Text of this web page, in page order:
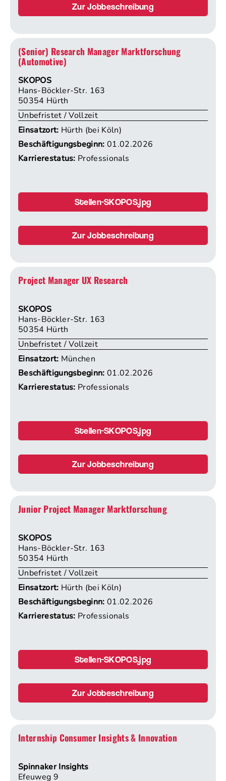
Zur Jobbeschreibung
(Senior) Research Manager Marktforschung
(Automotive)
SKOPOS
Hans-Böckler-Str. 163
50354 Hürth
Unbefristet / Vollzeit
Einsatzort: Hürth (bei Köln)
Beschäftigungsbeginn:01.02.2026
Karrierestatus: Professionals
Stellen-SKOPOS.jpg
Zur Jobbeschreibung
Project Manager UX Research
SKOPOS
Hans-Böckler-Str. 163
50354 Hürth
Unbefristet / Vollzeit
Einsatzort: München
Beschäftigungsbeginn:01.02.2026
Karrierestatus: Professionals
Stellen-SKOPOS.jpg
Zur Jobbeschreibung
Junior Project Manager Marktforschung
SKOPOS
Hans-Böckler-Str. 163
50354 Hürth
Unbefristet / Vollzeit
Einsatzort: Hürth (bei Köln)
Beschäftigungsbeginn:01.02.2026
Karrierestatus: Professionals
Stellen-SKOPOS.jpg
Zur Jobbeschreibung
Internship Consumer Insights & Innovation
Spinnaker Insights
Efeuweg 9